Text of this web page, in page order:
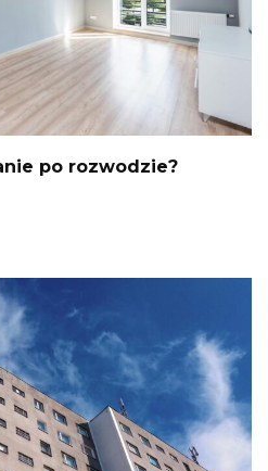
po rozwodzie?